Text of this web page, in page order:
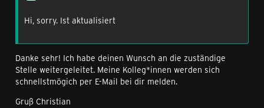
Hi, sorry. Ist aktualisiert
Danke sehr! Ich habe deinen Wunsch an die zuständige
Stelle weitergeleitet. Meine Kolleg*innen werden sich
schnellstmögich per E-Mail bei dir melden.
Gruß Christian